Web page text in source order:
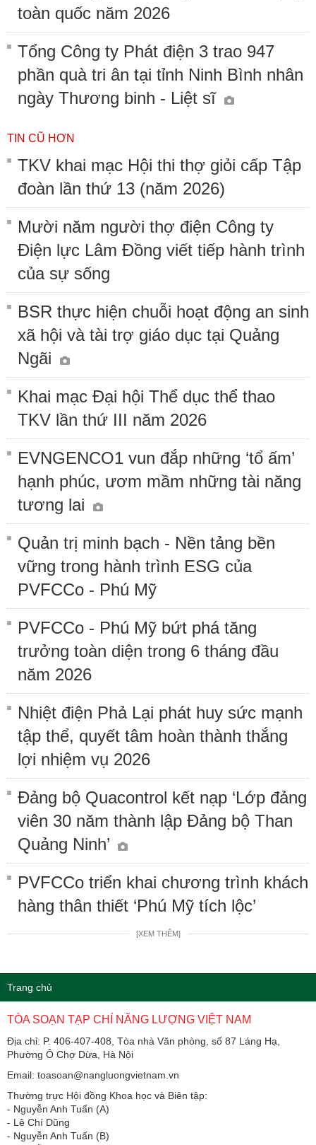
toàn quốc năm 2026
Tổng Công ty Phát điện 3 trao 947
phần quà tri ân tại tỉnh Ninh Bình nhân
ngày Thương binh - Liệt sĩ
TIN CŨ HƠN
TKV khai mạc Hội thi thợ giỏi cấp Tập
đoàn lần thứ 13 (năm 2026)
Mười năm người thợ điện Công ty
Điện lực Lâm Đồng viết tiếp hành trình
của sự sống
BSR thực hiện chuỗi hoạt động an sinh
xã hội và tài trợ giáo dục tại Quảng
Ngãi
Khai mạc Đại hội Thể dục thể thao
TKV lần thứ III năm 2026
EVNGENCO1 vun đắp những ‘tổ ấm’
hạnh phúc, ươm mầm những tài năng
tương lai
Quản trị minh bạch - Nền tảng bền
vững trong hành trình ESG của
PVFCCo - Phú Mỹ
PVFCCo - Phú Mỹ bứt phá tăng
trưởng toàn diện trong 6 tháng đầu
năm 2026
Nhiệt điện Phả Lại phát huy sức mạnh
tập thể, quyết tâm hoàn thành thắng
lợi nhiệm vụ 2026
Đảng bộ Quacontrol kết nạp ‘Lớp đảng
viên 30 năm thành lập Đảng bộ Than
Quảng Ninh’
PVFCCo triển khai chương trình khách
hàng thân thiết ‘Phú Mỹ tích lộc’
[XEM THÊM]
Trang chủ
TÒA SOẠN TẠP CHÍ NĂNG LƯỢNG VIỆT NAM
Địa chỉ: P. 406-407-408, Tòa nhà Văn phòng, số 87 Láng Hạ,
Phường Ô Chợ Dừa, Hà Nội
Email: toasoan@nangluongvietnam.vn
Thường trực Hội đồng Khoa học và Biên tập:
​​​​​​- Nguyễn Anh Tuấn (A)
- Lê Chí Dũng
- Nguyễn Anh Tuấn (B)